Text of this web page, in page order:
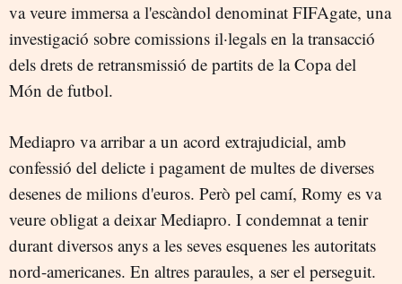
va veure immersa a l'escàndol denominat FIFAgate, una
investigació sobre comissions il·legals en la transacció
dels drets de retransmissió de partits de la Copa del
Món de futbol.
Mediapro va arribar a un acord extrajudicial, amb
confessió del delicte i pagament de multes de diverses
desenes de milions d'euros. Però pel camí, Romy es va
veure obligat a deixar Mediapro. I condemnat a tenir
durant diversos anys a les seves esquenes les autoritats
nord-americanes. En altres paraules, a ser el perseguit.